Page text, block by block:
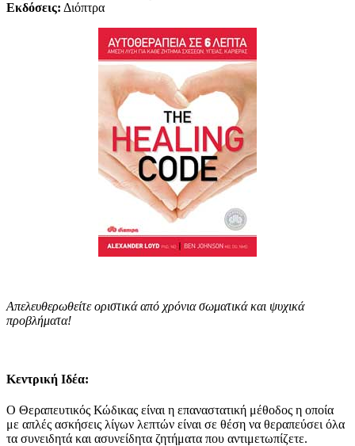
Εκδόσεις: Διόπτρα
Απελευθερωθείτε οριστικά από χρόνια σωματικά και ψυχικά
προβλήματα!
Κεντρική Ιδέα:
Ο Θεραπευτικός Κώδικας είναι η επαναστατική μέθοδος η οποία
με απλές ασκήσεις λίγων λεπτών είναι σε θέση να θεραπεύσει όλα
τα συνειδητά και ασυνείδητα ζητήματα που αντιμετωπίζετε.